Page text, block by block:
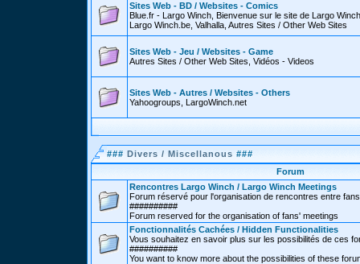
Sites Web - BD / Websites - Comics
Blue.fr - Largo Winch, Bienvenue sur le site de Largo
Largo Winch.be, Valhalla, Autres Sites / Other Web Sites
Sites Web - Jeu / Websites - Game
Autres Sites / Other Web Sites, Vidéos - Videos
Sites Web - Autres / Websites - Others
Yahoogroups, LargoWinch.net
### Divers / Miscellanous ###
Forum
Rencontres Largo Winch / Largo Winch Meetings
Forum réservé pour l'organisation de rencontres entre fans
##########
Forum reserved for the organisation of fans' meetings
Fonctionnalités Cachées / Hidden Functionalities
Vous souhaitez en savoir plus sur les possibilités de ces
##########
You want to know more about the possibilities of these